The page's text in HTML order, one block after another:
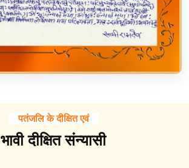
पतंजलि के दीक्षित एवं
भावी दीक्षित संन्यासी